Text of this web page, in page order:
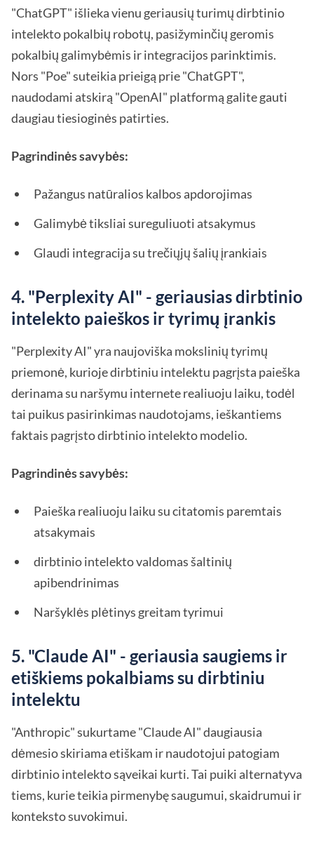
"ChatGPT" išlieka vienu geriausių turimų dirbtinio
intelekto pokalbių robotų, pasižyminčių geromis
pokalbių galimybėmis ir integracijos parinktimis.
Nors "Poe" suteikia prieigą prie "ChatGPT",
naudodami atskirą "OpenAI" platformą galite gauti
daugiau tiesioginės patirties.
Pagrindinės savybės:
Pažangus natūralios kalbos apdorojimas
Galimybė tiksliai sureguliuoti atsakymus
Glaudi integracija su trečiųjų šalių įrankiais
4. "Perplexity AI" - geriausias dirbtinio
intelekto paieškos ir tyrimų įrankis
"Perplexity AI" yra naujoviška mokslinių tyrimų
priemonė, kurioje dirbtiniu intelektu pagrįsta paieška
derinama su naršymu internete realiuoju laiku, todėl
tai puikus pasirinkimas naudotojams, ieškantiems
faktais pagrįsto dirbtinio intelekto modelio.
Pagrindinės savybės:
Paieška realiuoju laiku su citatomis paremtais
atsakymais
dirbtinio intelekto valdomas šaltinių
apibendrinimas
Naršyklės plėtinys greitam tyrimui
5. "Claude AI" - geriausia saugiems ir
etiškiems pokalbiams su dirbtiniu
intelektu
"Anthropic" sukurtame "Claude AI" daugiausia
dėmesio skiriama etiškam ir naudotojui patogiam
dirbtinio intelekto sąveikai kurti. Tai puiki alternatyva
tiems, kurie teikia pirmenybę saugumui, skaidrumui ir
konteksto suvokimui.